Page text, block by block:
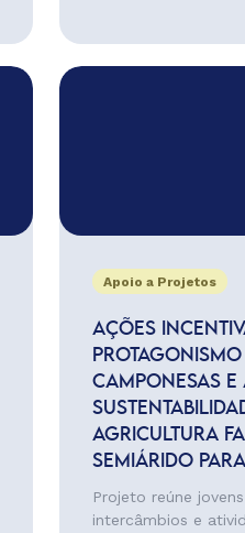
Apoio a Projetos
AÇÕES
CAMPONESAS E
AGRICULTURA
SEMIÁRIDO
Projeto reúne
intercâmbios e